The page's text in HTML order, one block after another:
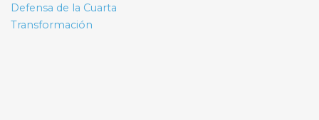
Defensa de la Cuarta
Transformación